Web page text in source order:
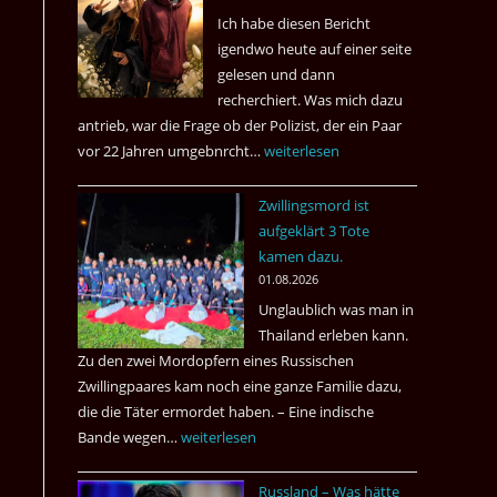
Ich habe diesen Bericht
igendwo heute auf einer seite
gelesen und dann
recherchiert. Was mich dazu
antrieb, war die Frage ob der Polizist, der ein Paar
vor 22 Jahren umgebnrcht… Nach
Jahren,
ist
der
Mörder
wieder
frei
?
weiterlesen
Zwillingsmord ist
aufgeklärt 3 Tote
kamen dazu.
01.08.2026
Unglaublich was man in
Thailand erleben kann.
Zu den zwei Mordopfern eines Russischen
Zwillingpaares kam noch eine ganze Familie dazu,
die die Täter ermordet haben. – Eine indische
Bande wegen…Zwillingsmord
weiterlesen
Russland – Was hätte